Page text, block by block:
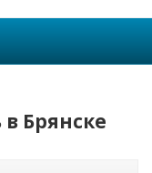
Брянске